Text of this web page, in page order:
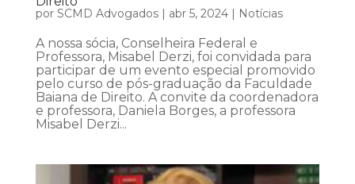
por SCMD Advogados| abr 5, 2024| Notícias
A nossa sócia, Conselheira Federal e
Professora, Misabel Derzi, foi convidada para
participar de um evento especial promovido
pelo curso de pós-graduação da Faculdade
Baiana de Direito. A convite da coordenadora
e professora, Daniela Borges, a professora
Misabel Derzi...